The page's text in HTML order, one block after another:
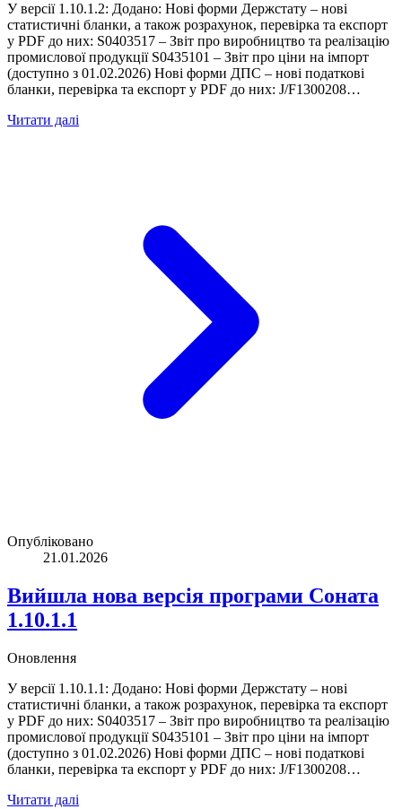
У версії 1.10.1.2: Додано: Нові форми Держстату – нові
статистичні бланки, а також розрахунок, перевірка та експорт
у PDF до них: S0403517 – Звіт про виробництво та реалізацію
промислової продукції S0435101 – Звіт про ціни на імпорт
(доступно з 01.02.2026) Нові форми ДПС – нові податкові
бланки, перевірка та експорт у PDF до них: J/F1300208…
Читати далі
Опубліковано
21.01.2026
Вийшла нова версія програми Соната
1.10.1.1
Оновлення
У версії 1.10.1.1: Додано: Нові форми Держстату – нові
статистичні бланки, а також розрахунок, перевірка та експорт
у PDF до них: S0403517 – Звіт про виробництво та реалізацію
промислової продукції S0435101 – Звіт про ціни на імпорт
(доступно з 01.02.2026) Нові форми ДПС – нові податкові
бланки, перевірка та експорт у PDF до них: J/F1300208…
Читати далі